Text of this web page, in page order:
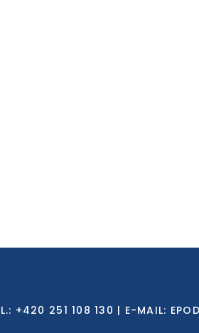
+420 251 108 130 | E-MAIL: